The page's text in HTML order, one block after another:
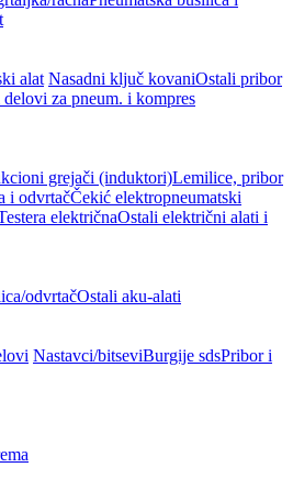
alat Nasadni ključ kovaniOstali pribor
za pneum. i kompres
grejači (induktori)Lemilice, pribor
i odvrtačČekić elektropneumatski
električnaOstali električni alati i
odvrtačOstali aku-alati
Nastavci/bitseviBurgije sdsPribor i